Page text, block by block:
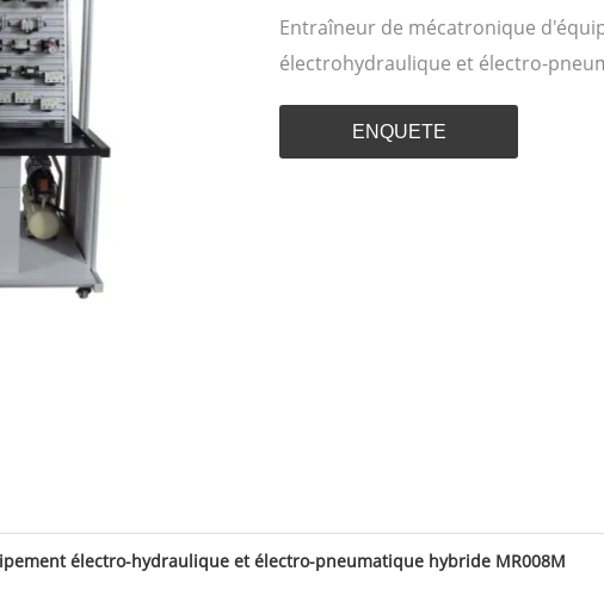
Entraîneur de mécatronique
électrohydraulique et électro-
ENQUETE
électro-hydraulique et électro-pneumatique hybride MR008M